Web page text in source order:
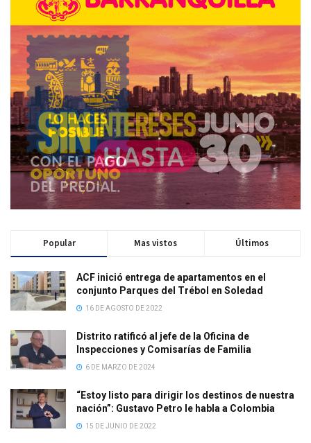
Popular Mas vistos Últimos
ACF inició entrega de apartamentos en el
conjunto Parques del Trébol en Soledad
16 DE AGOSTO DE 2022
Distrito ratificó al jefe de la Oficina de
Inspecciones y Comisarías de Familia
6 DE MARZO DE 2024
“Estoy listo para dirigir los destinos de nuestra
nación”: Gustavo Petro le habla a Colombia
15 DE JUNIO DE 2022